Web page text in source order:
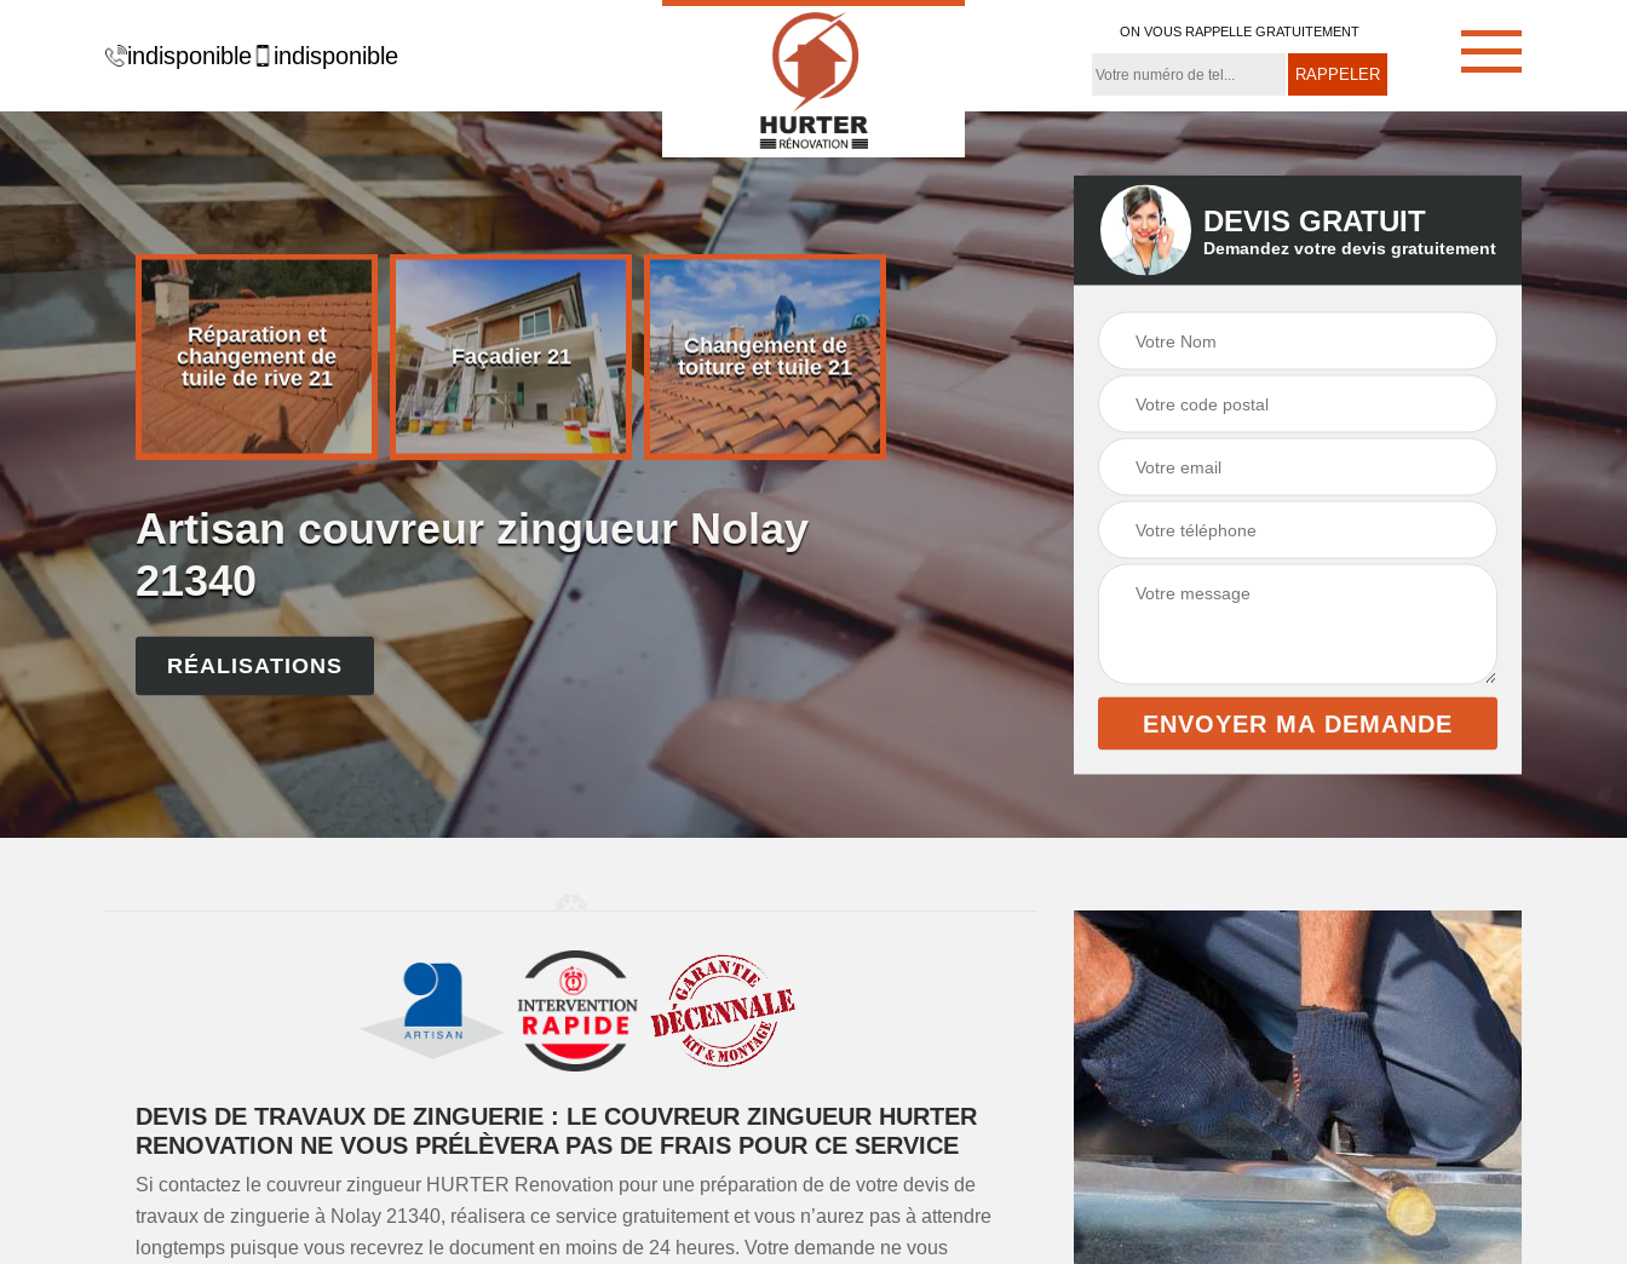
indisponible indisponible
ON VOUS RAPPELLE GRATUITEMENT
de
Réparation et
changement de
tuile de rive 21
Façadier 21
Changement de
toiture et tuile 21
Rénovation de
toiture 21
Démoussage de
toiture 21
Couvreur zingueur
21
Artisan couvreur zingueur Nolay
21340
RÉALISATIONS
DEVIS GRATUIT
Demandez votre devis gratuitement
DEVIS DE TRAVAUX DE ZINGUERIE : LE COUVREUR ZINGUEUR HURTER
RENOVATION NE VOUS PRÉLÈVERA PAS DE FRAIS POUR CE SERVICE
Si contactez le couvreur zingueur HURTER Renovation pour une préparation de de votre devis de
travaux de zinguerie à Nolay 21340, réalisera ce service gratuitement et vous n’aurez pas à attendre
longtemps puisque vous recevrez le document en moins de 24 heures. Votre demande ne vous